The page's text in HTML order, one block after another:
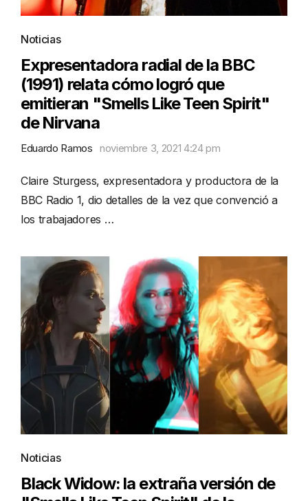
Noticias
Expresentadora radial de la BBC
(1991) relata cómo logró que
emitieran "Smells Like Teen Spirit"
de Nirvana
Eduardo Ramos noviembre 3, 2021 4:24 pm
Claire Sturgess, expresentadora y productora de la
BBC Radio 1, dio detalles de la vez que convenció a
los trabajadores …
Noticias
Black Widow: la extraña versión de